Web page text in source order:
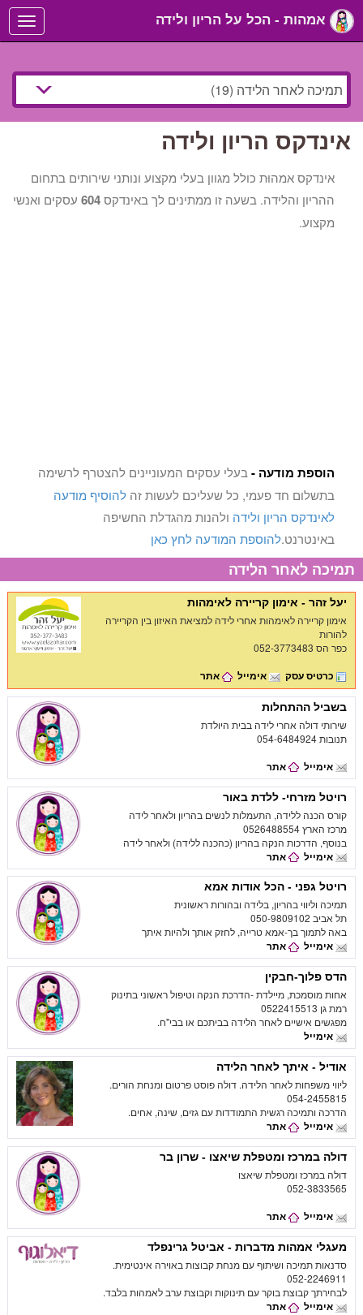
Toggle
navigation
אינדקס הריון ולידה
אינדקס אמהוּת כולל מגוון בעלי מקצוע ונותני שירותים בתחום
ההריון והלידה. בשעה זו ממתינים לך באינדקס604 עסקים ואנשי
מקצוע.
הוספת מודעה - בעלי עסקים המעוניינים להצטרף לרשימה
בתשלום חד פעמי, כל שעליכם לעשות זה להוסיף מודעה
לאינדקס הריון ולידה ולהנות מהגדלת החשיפה
באינטרנט.להוספת המודעה לחץ כאן
תמיכה לאחר הלידה
יעל זהר - אימון קריירה לאימהות
אימון קריירה לאימהות אחרי לידה למציאת האיזון בין הקריירה
להורות
כפר הס 052-3773483
כרטיס עסק אימייל אתר
בשביל ההתחלות
שירותי דולה אחרי לידה בבית היולדת
תנובות 054-6484924
אימייל אתר
רויטל מזרחי- ללדת באור
קורס הכנה ללידה, התעמלות לנשים בהריון ולאחר לידה
מרכז הארץ 0526488554
בנוסף, הדרכות הנקה בהריון (כהכנה ללידה) ולאחר לידה
אימייל אתר
רויטל גפני - הכל אודות אמא
תמיכה וליווי בהריון, בלידה ובהורות ראשונית
תל אביב 050-9809102
באה לתמוך בך-אמא טרייה, לחזק אותך ולהיות איתך
אימייל אתר
הדס פלוך-חבקין
אחות מוסמכת, מיילדת -הדרכת הנקה וטיפול ראשוני בתינוק
רמת גן 0522415513
מפגשים אישיים לאחר הלידה בביתכם או בבי"ח.
אימייל
אודיל - איתך לאחר הלידה
ליווי משפחות לאחר הלידה. דולה פוסט פרטום ומנחת הורים.
054-2455815
הדרכה ותמיכה רגשית התמודדות עם גזים, שינה, אחים.
אימייל אתר
דולה במרכז ומטפלת שיאצו - שרון בר
דולה במרכז ומטפלת שיאצו
052-3833565
אימייל אתר
מעגלי אמהות מדברות - אביטל גרינפלד
סדנאות תמיכה ושיתוף עם מנחת קבוצות באוירה אינטימית.
052-2246911
לבחירתך קבוצת בוקר עם תינוקות וקבוצת ערב לאמהות בלבד.
אימייל אתר